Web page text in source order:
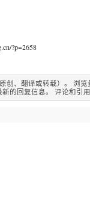
?p=2658
创、翻译或转载）。 浏览
的回复信息。 评论和引用